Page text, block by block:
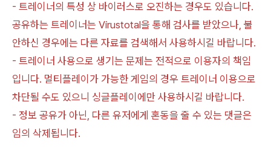
- 트레이너의 특성 상 바이러스로 오진하는 경우도 있습니다.
공유하는 트레이너는 Virustotal을 통해 검사를 받았으나, 불
안하신 경우에는 다른 자료를 검색해서 사용하시길 바랍니다.
- 트레이너 사용으로 생기는 문제는 전적으로 이용자의 책임
입니다. 멀티플레이가 가능한 게임의 경우 트레이너 이용으로
차단될 수도 있으니 싱글플레이에만 사용하시길 바랍니다.
- 정보 공유가 아닌, 다른 유저에게 혼동을 줄 수 있는 댓글은
임의 삭제됩니다.